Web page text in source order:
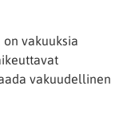
vakuuksia
vakuudellinen